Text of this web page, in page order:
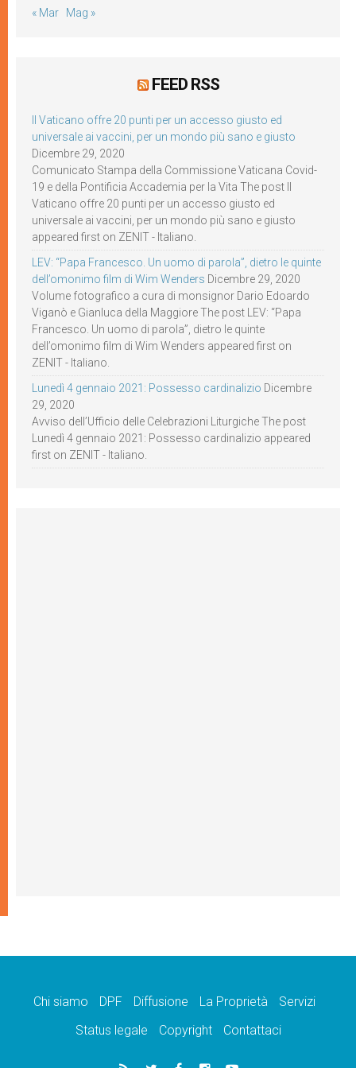
« Mar Mag »
FEED RSS
Il Vaticano offre 20 punti per un accesso giusto ed
universale ai vaccini, per un mondo più sano e giusto
Dicembre 29, 2020
Comunicato Stampa della Commissione Vaticana Covid-
19 e della Pontificia Accademia per la Vita The post Il
Vaticano offre 20 punti per un accesso giusto ed
universale ai vaccini, per un mondo più sano e giusto
appeared first on ZENIT - Italiano.
LEV: “Papa Francesco. Un uomo di parola”, dietro le quinte
dell’omonimo film di Wim Wenders Dicembre 29, 2020
Volume fotografico a cura di monsignor Dario Edoardo
Viganò e Gianluca della Maggiore The post LEV: “Papa
Francesco. Un uomo di parola”, dietro le quinte
dell’omonimo film di Wim Wenders appeared first on
ZENIT - Italiano.
Lunedì 4 gennaio 2021: Possesso cardinalizio Dicembre
29, 2020
Avviso dell’Ufficio delle Celebrazioni Liturgiche The post
Lunedì 4 gennaio 2021: Possesso cardinalizio appeared
first on ZENIT - Italiano.
Chi siamo DPF Diffusione La Proprietà
Servizi
Status legale
Copyright Contattaci